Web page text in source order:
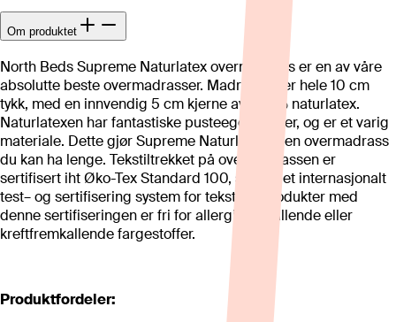
Om produktet
North Beds Supreme Naturlatex overmadrass er en av våre
absolutte beste overmadrasser. Madrassen er hele 10 cm
tykk, med en innvendig 5 cm kjerne av 100% naturlatex.
Naturlatexen har fantastiske pusteegenskaper, og er et varig
materiale. Dette gjør Supreme Naturlatex til en overmadrass
du kan ha lenge. Tekstiltrekket på overmadrassen er
sertifisert iht Øko-Tex Standard 100, som er et internasjonalt
test– og sertifisering system for tekstiler. Produkter med
denne sertifiseringen er fri for allergifremkallende eller
kreftfremkallende fargestoffer.
Produktfordeler: